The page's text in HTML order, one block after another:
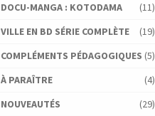
DOCU-MANGA : KOTODAMA
(11)
VILLE EN BD SÉRIE COMPLÈTE
(19)
COMPLÉMENTS PÉDAGOGIQUES (5)
À PARAÎTRE
(4)
NOUVEAUTÉS
(29)